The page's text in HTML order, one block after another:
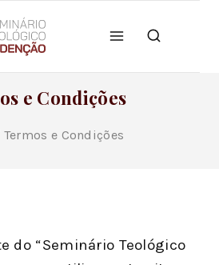
e Condições
Termos e Condições
do “Seminário Teológico